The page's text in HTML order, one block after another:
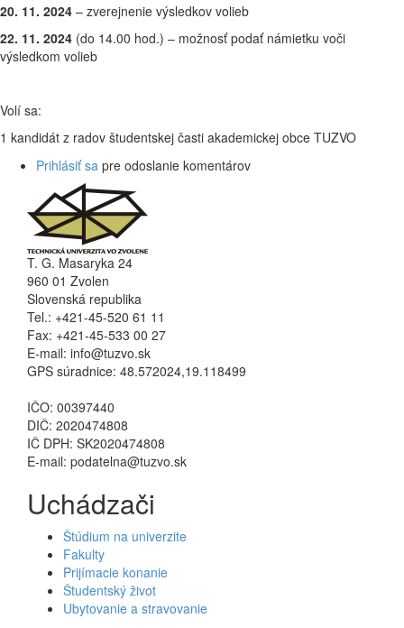
20. 11. 2024 – zverejnenie výsledkov volieb
22. 11. 2024 (do 14.00 hod.) – možnosť podať námietku voči
výsledkom volieb
Volí sa:
1 kandidát z radov študentskej časti akademickej obce TUZVO
Prihlásiť sa pre odoslanie komentárov
T. G. Masaryka 24
960 01 Zvolen
Slovenská republika
Tel.: +421-45-520 61 11
Fax: +421-45-533 00 27
E-mail: info@tuzvo.sk
GPS súradnice: 48.572024,19.118499
IČO: 00397440
DIČ: 2020474808
IČ DPH: SK2020474808
E-mail: podatelna@tuzvo.sk
Uchádzači
Štúdium na univerzite
Fakulty
Prijímacie konanie
Študentský život
Ubytovanie a stravovanie